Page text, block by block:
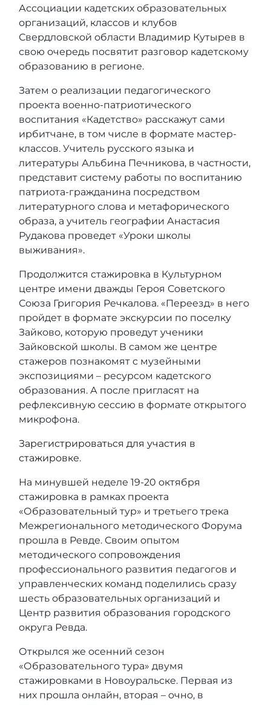
Ассоциации кадетских образовательных
организаций, классов и клубов
Свердловской области Владимир Кутырев в
свою очередь посвятит разговор кадетскому
образованию в регионе.
Затем о реализации педагогического
проекта военно-патриотического
воспитания «Кадетство» расскажут сами
ирбитчане, в том числе в формате мастер-
классов. Учитель русского языка и
литературы Альбина Печникова, в частности,
представит систему работы по воспитанию
патриота-гражданина посредством
литературного слова и метафорического
образа, а учитель географии Анастасия
Рудакова проведет «Уроки школы
выживания».
Продолжится стажировка в Культурном
центре имени дважды Героя Советского
Союза Григория Речкалова. «Переезд» в него
пройдет в формате экскурсии по поселку
Зайково, которую проведут ученики
Зайковской школы. В самом же центре
стажеров познакомят с музейными
экспозициями – ресурсом кадетского
образования. А после пригласят на
рефлексивную сессию в формате открытого
микрофона.
Зарегистрироваться для участия в
стажировке.
На минувшей неделе 19-20 октября
стажировка в рамках проекта
«Образовательный тур» и третьего трека
Межрегионального методического Форума
прошла в Ревде. Своим опытом
методического сопровождения
профессионального развития педагогов и
управленческих команд поделились сразу
шесть образовательных организаций и
Центр развития образования городского
округа Ревда.
Открылся же осенний сезон
«Образовательного тура» двумя
стажировками в Новоуральске. Первая из
них прошла онлайн, вторая – очно, в